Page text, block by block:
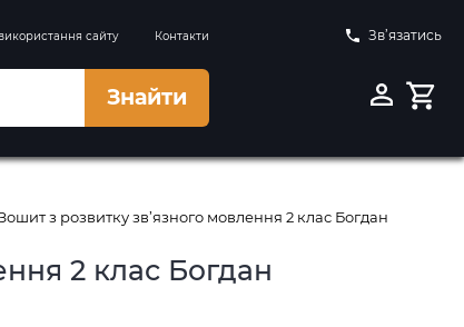
сайту Контакти Зв’язатись
Знайти
з розвитку зв’язного мовлення 2 клас Богдан
2 клас Богдан